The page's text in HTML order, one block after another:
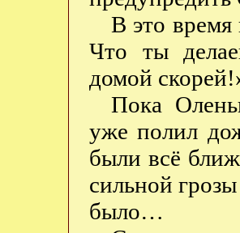
В это время
Что ты
домой
Пока
уже полил
были всё
сильной
было…